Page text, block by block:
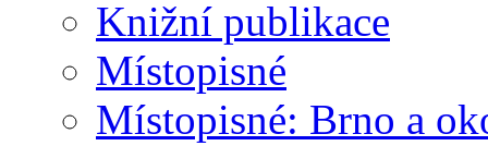
Knižní publikace
Místopisné
Místopisné: Brno a